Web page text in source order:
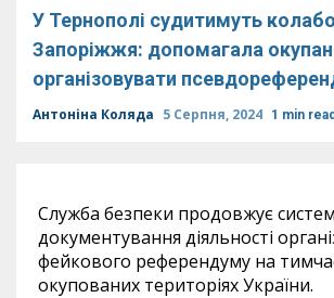
У Тернополі судитимуть
Запоріжжя: допомагала
організовувати
Антоніна Коляда 5 Серпня, 2024 1 min read
Служба безпеки продовжує
документування діяльності
фейкового референдуму на
окупованих територіях України.